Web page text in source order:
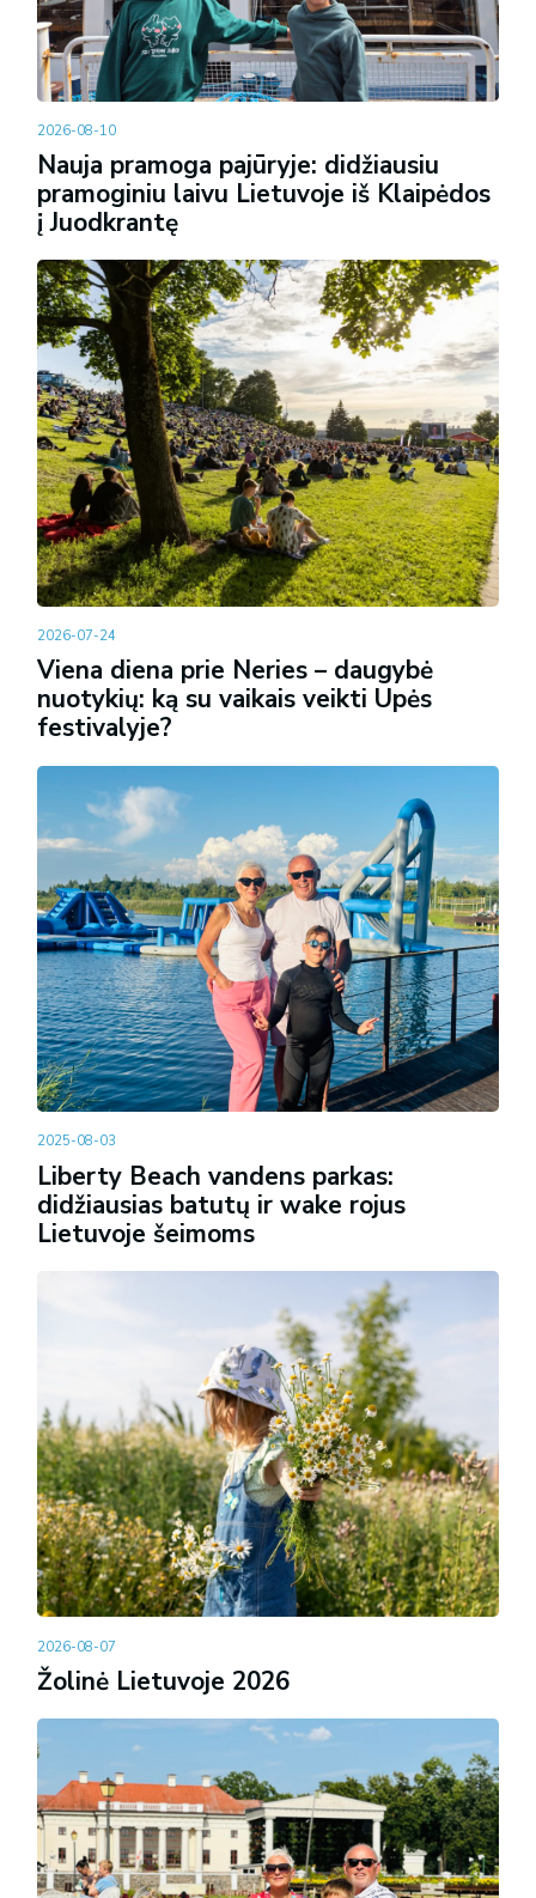
2026-08-10
Nauja pramoga pajūryje: didžiausiu
pramoginiu laivu Lietuvoje iš Klaipėdos
į Juodkrantę
2026-07-24
Viena diena prie Neries – daugybė
nuotykių: ką su vaikais veikti Upės
festivalyje?
2025-08-03
Liberty Beach vandens parkas:
didžiausias batutų ir wake rojus
Lietuvoje šeimoms
2026-08-07
Žolinė Lietuvoje 2026